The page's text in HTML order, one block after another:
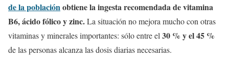
de la poblaciónobtiene la ingesta recomendada de vitamina
B6, ácido fólico y zinc.La situación no mejora mucho con otras
vitaminas y minerales importantes: sólo entre el 30 % y el 45 %
de las personas alcanza las dosis diarias necesarias.